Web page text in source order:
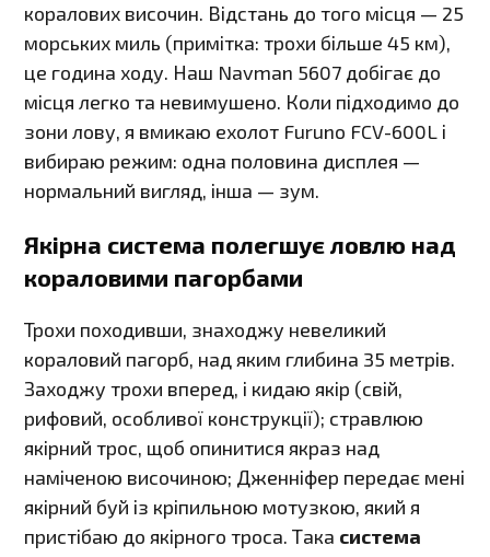
коралових височин. Відстань до того місця — 25
морських миль (примітка: трохи більше 45 км),
це година ходу. Наш Navman 5607 добігає до
місця легко та невимушено. Коли підходимо до
зони лову, я вмикаю ехолот Furuno FCV-600L і
вибираю режим: одна половина дисплея —
нормальний вигляд, інша — зум.
Якірна система полегшує ловлю над
кораловими пагорбами
Трохи походивши, знаходжу невеликий
кораловий пагорб, над яким глибина 35 метрів.
Заходжу трохи вперед, і кидаю якір (свій,
рифовий, особливої конструкції); стравлюю
якірний трос, щоб опинитися якраз над
наміченою височиною; Дженніфер передає мені
якірний буй із кріпильною мотузкою, який я
пристібаю до якірного троса. Така система